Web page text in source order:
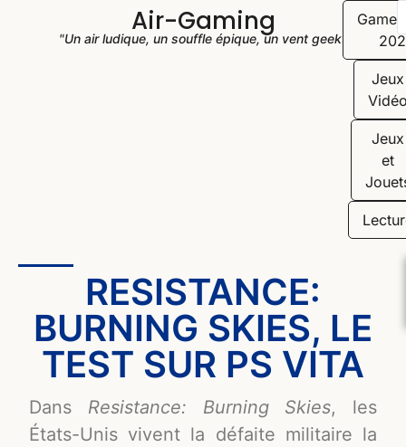
Air-Gaming
"Un air ludique, un souffle épique, un vent geek"
Jeux
Jeux
et
RESISTANCE:
BURNING SKIES, LE
TEST SUR PS VITA
Dans Resistance: Burning Skies, les
États-Unis vivent la défaite militaire la